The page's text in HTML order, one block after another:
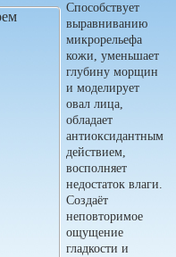
Способствует
выравниванию
микрорельефа
кожи, уменьшает
глубину морщин
и моделирует
овал лица,
обладает
антиоксидантным
действием,
восполняет
недостаток влаги.
Создаёт
неповторимое
ощущение
гладкости и